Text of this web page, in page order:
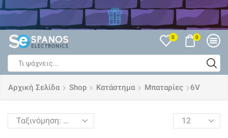
Δείτε όλες τις Εκπτώσεις
0 0
Αρχική Σελίδα Shop Κατάστημα Μπαταρίες 6V
Products
per